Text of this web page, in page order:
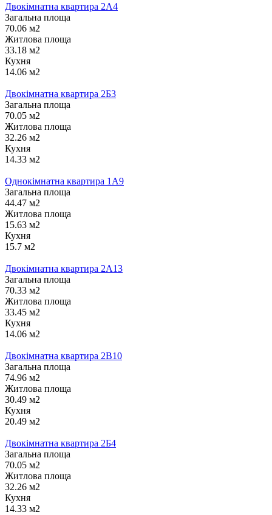
Двокімнатна квартира 2А4
Загальна площа
70.06 м2
Житлова площа
33.18 м2
Кухня
14.06 м2
Двокімнатна квартира 2Б3
Загальна площа
70.05 м2
Житлова площа
32.26 м2
Кухня
14.33 м2
Однокімнатна квартира 1А9
Загальна площа
44.47 м2
Житлова площа
15.63 м2
Кухня
15.7 м2
Двокімнатна квартира 2А13
Загальна площа
70.33 м2
Житлова площа
33.45 м2
Кухня
14.06 м2
Двокімнатна квартира 2В10
Загальна площа
74.96 м2
Житлова площа
30.49 м2
Кухня
20.49 м2
Двокімнатна квартира 2Б4
Загальна площа
70.05 м2
Житлова площа
32.26 м2
Кухня
14.33 м2